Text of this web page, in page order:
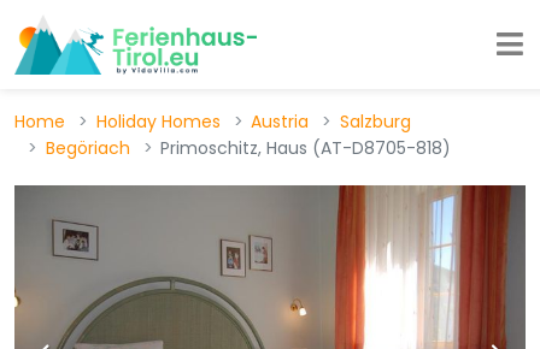
Home Holiday Homes Austria
Salzburg
Begöriach
Primoschitz, Haus (AT-D8705-818)